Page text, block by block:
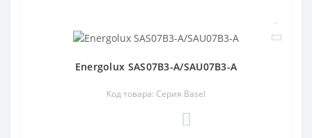
Energolux SAS07B3-A/SAU07B3-A
Код товара: Серия Basel